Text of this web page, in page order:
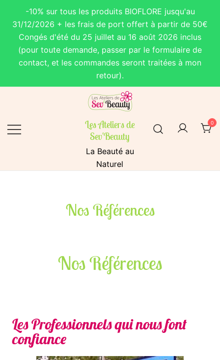
-10% sur tous les produits BIOFLORE jusqu'au
31/12/2026 + les frais de port offert à partir de 50€
Congés d'été du 25 juillet au 16 août 2026 inclus
(pour toute demande, passer par le formulaire de
contact, et les commandes seront traitées à mon
retour).
Les Ateliers de
Sev'Beauty
La Beauté au
Naturel
0
Nos Références
Nos Références
Les Professionnels qui nous font
confiance